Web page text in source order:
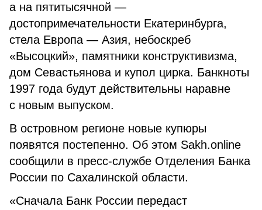
а на пятитысячной —
достопримечательности Екатеринбурга,
стела Европа — Азия, небоскреб
«Высоцкий», памятники конструктивизма,
дом Севастьянова и купол цирка. Банкноты
1997 года будут действительны наравне
с новым выпуском.
В островном регионе новые купюры
появятся постепенно. Об этом Sakh.online
сообщили в пресс-службе Отделения Банка
России по Сахалинской области.
«Сначала Банк России передаст